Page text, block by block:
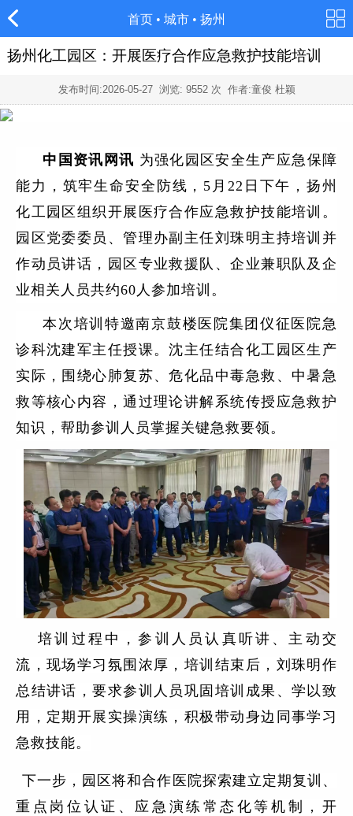
首页 • 城市 • 扬州
扬州化工园区：开展医疗合作应急救护技能培训
发布时间:2026-05-27浏览: 9552 次 作者:童俊 杜颖
中国资讯网讯 为强化园区安全生产应急保障
能力，筑牢生命安全防线，5月22日下午，扬州
化工园区组织开展医疗合作应急救护技能培训。
园区党委委员、管理办副主任刘珠明主持培训并
作动员讲话，园区专业救援队、企业兼职队及企
业相关人员共约60人参加培训。
本次培训特邀南京鼓楼医院集团仪征医院急
诊科沈建军主任授课。沈主任结合化工园区生产
实际，围绕心肺复苏、危化品中毒急救、中暑急
救等核心内容，通过理论讲解系统传授应急救护
知识，帮助参训人员掌握关键急救要领。
培训过程中，参训人员认真听讲、主动交
流，现场学习氛围浓厚，培训结束后，刘珠明作
总结讲话，要求参训人员巩固培训成果、学以致
用，定期开展实操演练，积极带动身边同事学习
急救技能。
下一步，园区将和合作医院探索建立定期复训、
重点岗位认证、应急演练常态化等机制，开